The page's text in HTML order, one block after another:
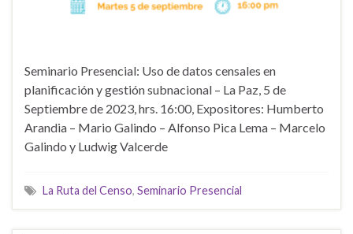
Seminario Presencial: Uso de datos censales en
planificación y gestión subnacional – La Paz, 5 de
Septiembre de 2023, hrs. 16:00, Expositores: Humberto
Arandia – Mario Galindo – Alfonso Pica Lema – Marcelo
Galindo y Ludwig Valcerde
La Ruta del Censo, Seminario Presencial